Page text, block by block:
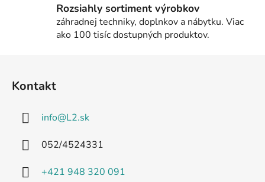
Rozsiahly sortiment výrobkov
záhradnej techniky, doplnkov a nábytku. Viac
ako 100 tisíc dostupných produktov.
Kontakt
info@L2.sk
052/4524331
+421 948 320 091